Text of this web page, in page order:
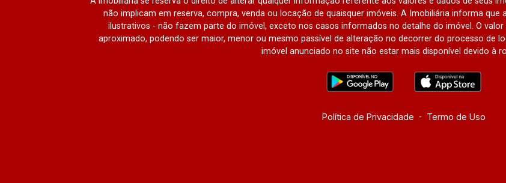
não implicam em reserva, compra, venda ou locação de quaisquer imóveis. A Imobiliária informa
ilustrativos - não fazem parte do imóvel, exceto nos casos informados no detalhe do imóvel. O
aproximado, podendo ser maior, menor ou mesmo passível de alteração no decorrer do processo de
imóvel anunciado no site não estar mais disponível devido à
Política de Privacidade - Termo de Uso